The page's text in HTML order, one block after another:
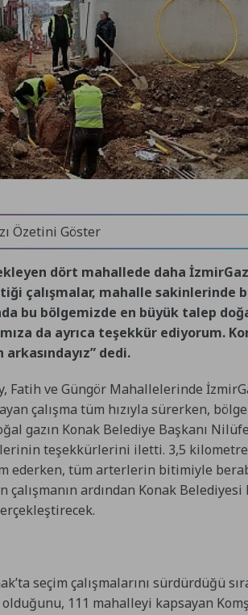
Özetini Göster
dört mahallede daha
çalışmalar, mahalle sakinlerinde
bu bölgemizde en büyük talep
da ayrıca teşekkür ediyorum.
dedi.
Fatih ve Güngör Mahallelerinde
çalışma tüm hızıyla sürerken,
gazın Konak Belediye Başkanı
teşekkürlerini iletti. 3,5
ederken, tüm arterlerin bitimiyle
ardından Konak
seçim çalışmalarını sürdürdüğü
111 mahalleyi kapsayan